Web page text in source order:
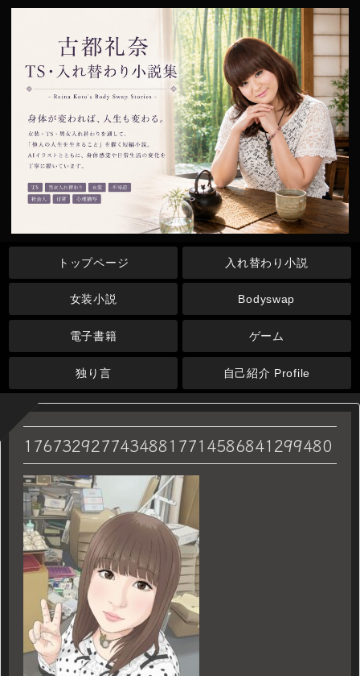
トップページ 入れ替わり小説
女装小説 Bodyswap
電子書籍 ゲーム
独り言 自己紹介 Profile
17673292774348817714586841299480